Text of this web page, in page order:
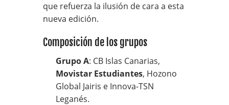
que refuerza la ilusión de cara a esta
nueva edición.
Composición de los grupos
Grupo A: CB Islas Canarias,
Movistar Estudiantes, Hozono
Global Jairis e Innova-TSN
Leganés.